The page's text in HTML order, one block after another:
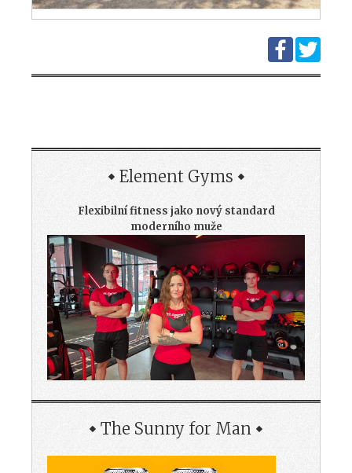
Element Gyms
Flexibilní fitness jako nový standard
moderního muže
The Sunny for Man